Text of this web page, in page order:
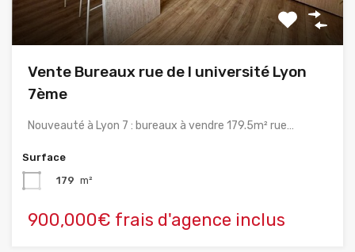
Vente Bureaux rue de l université Lyon
7ème
Nouveauté à Lyon 7 : bureaux à vendre 179.5m² rue…
Surface
179 m²
900,000€ frais d'agence inclus